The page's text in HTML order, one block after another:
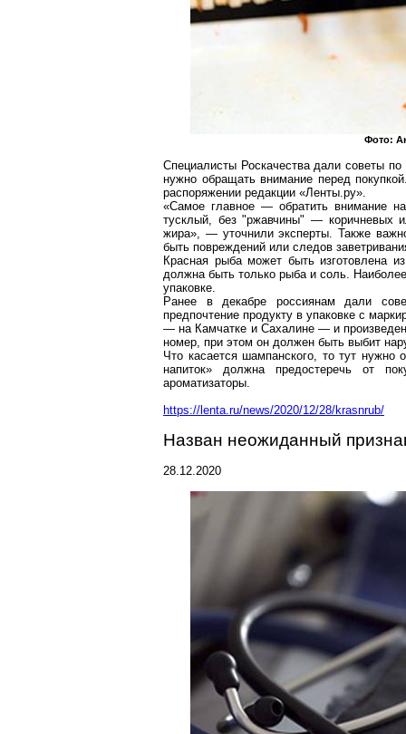
Фото:
Специалисты Роскачествадали советы по
нужно обращать внимание перед
распоряжении редакции «Ленты.ру».
«Самое главное — обратить внимание
тусклый, без "ржавчины" — коричневых
жира», — уточнили эксперты. Также
быть повреждений или следов
Красная рыба может быть изготовлена
должна быть только рыба и соль.
упаковке.
Ранее в декабре россиянам дали
предпочтение продукту в упаковке с
— на Камчатке и Сахалине — и
номер, при этом он должен быть выбит
Что касается шампанского, то тут нужно
напиток» должна предостеречь от
ароматизаторы.
https://lenta.ru/news/2020/12/28/krasnrub/
Назван неожиданный
28.12.2020